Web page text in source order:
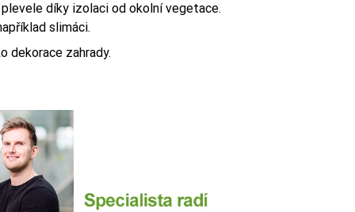
díky izolaci od okolní vegetace.
slimáci.
dekorace zahrady.